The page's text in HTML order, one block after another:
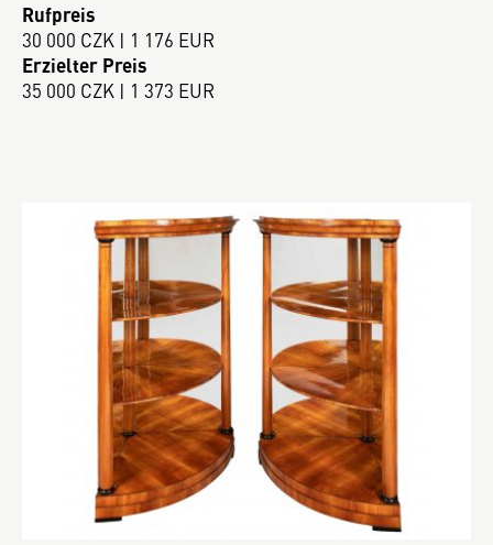
Rufpreis
30 000 CZK | 1 176 EUR
Erzielter Preis
35 000 CZK | 1 373 EUR